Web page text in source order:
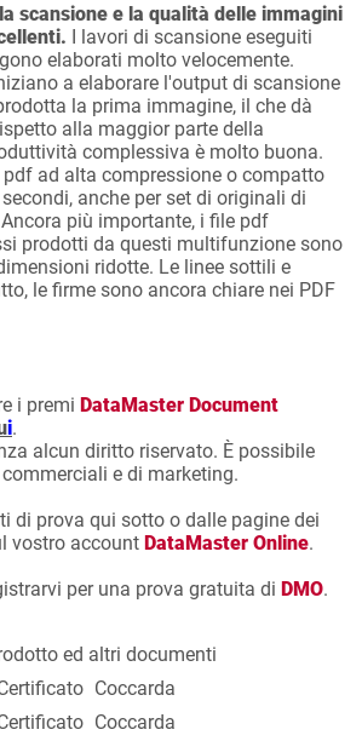
scansione e la qualità delle immagini
I lavori di scansione eseguiti
elaborati molto velocemente.
a elaborare l'output di scansione
la prima immagine, il che dà
alla maggior parte della
complessiva è molto buona.
ad alta compressione o compatto
anche per set di originali di
più importante, i file pdf
prodotti da questi multifunzione sono
ridotte. Le linee sottili e
le firme sono ancora chiare nei PDF
i premi DataMaster Document
i.
alcun diritto riservato. È possibile
e di marketing.
di prova qui sotto o dalle pagine dei
vostro account DataMaster Online.
per una prova gratuita di DMO.
ed altri documenti
Coccarda
Coccarda